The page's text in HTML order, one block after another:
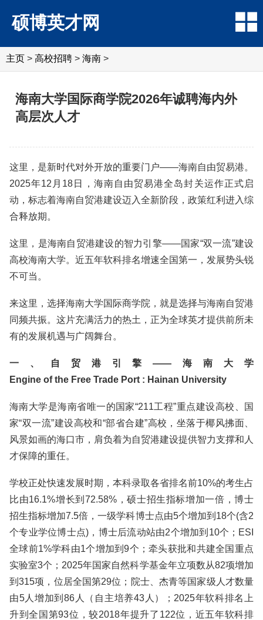
硕博英才网
主页 > 高校招聘 > 海南 >
海南大学国际商学院2026年诚聘海内外
高层次人才
这里，是新时代对外开放的重要门户——海南自由贸易港。
2025年12月18日，海南自由贸易港全岛封关运作正式启
动，标志着海南自贸港建设迈入全新阶段，政策红利进入综
合释放期。
这里，是海南自贸港建设的智力引擎——国家“双一流”建设
高校海南大学。近五年软科排名增速全国第一，发展势头锐
不可当。
来这里，选择海南大学国际商学院，就是选择与海南自贸港
同频共振。这片充满活力的热土，正为全球英才提供前所未
有的发展机遇与广阔舞台。
一、自贸港引擎——海南大学
Engine of the Free Trade Port : Hainan University
海南大学是海南省唯一的国家“211工程”重点建设高校、国
家“双一流”建设高校和“部省合建”高校，坐落于椰风拂面、
风景如画的海口市，肩负着为自贸港建设提供智力支撑和人
才保障的重任。
学校正处快速发展时期，本科录取各省排名前10%的考生占
比由16.1%增长到72.58%，硕士招生指标增加一倍，博士
招生指标增加7.5倍，一级学科博士点由5个增加到18个(含2
个专业学位博士点)，博士后流动站由2个增加到10个；ESI
全球前1%学科由1个增加到9个；牵头获批和共建全国重点
实验室3个；2025年国家自然科学基金年立项数从82项增加
到315项，位居全国第29位；院士、杰青等国家级人才数量
由5人增加到86人（自主培养43人）；2025年软科排名上
升到全国第93位，较2018年提升了122位，近五年软科排